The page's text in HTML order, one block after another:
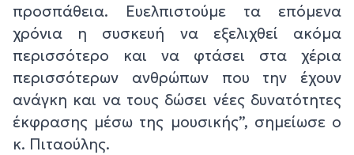
προσπάθεια. Ευελπιστούμε τα επόμενα
χρόνια η συσκευή να εξελιχθεί ακόμα
περισσότερο και να φτάσει στα χέρια
περισσότερων ανθρώπων που την έχουν
ανάγκη και να τους δώσει νέες δυνατότητες
έκφρασης μέσω της μουσικής”, σημείωσε ο
κ. Πιταούλης.